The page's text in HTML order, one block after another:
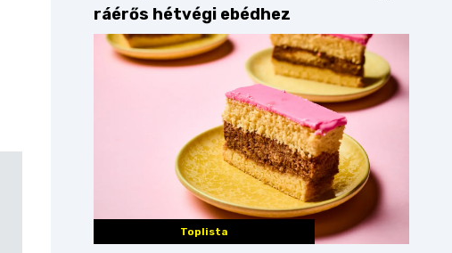
ráérős hétvégi ebédhez
Toplista